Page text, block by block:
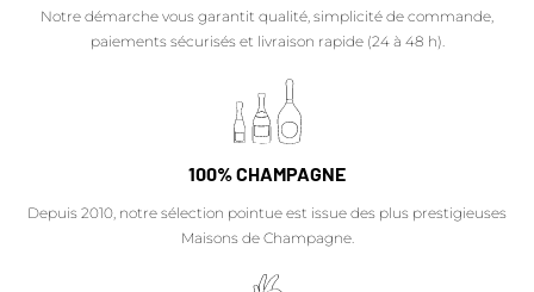
Notre démarche vous garantit qualité, simplicité de commande,
paiements sécurisés et livraison rapide (24 à 48 h).
100% CHAMPAGNE
Depuis 2010, notre sélection pointue est issue des plus prestigieuses
Maisons de Champagne.